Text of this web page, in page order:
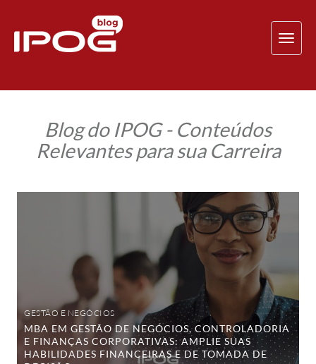
Blog do IPOG - Conteúdos
Relevantes para sua Carreira
MBA
Corporativas:
habilidades
financeiras
de
tomada
GESTÃO E NEGÓCIOS
MBA EM GESTÃO DE NEGÓCIOS, CONTROLADORIA
E FINANÇAS CORPORATIVAS: AMPLIE SUAS
HABILIDADES FINANCEIRAS E DE TOMADA DE